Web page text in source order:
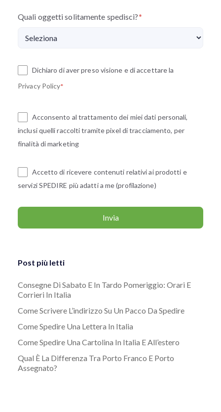
Quali oggetti solitamente spedisci?*
Dichiaro di aver preso visione e di accettare la
Privacy Policy*
Acconsento al trattamento dei miei dati personali,
inclusi quelli raccolti tramite pixel di tracciamento, per
finalità di marketing
Accetto di ricevere contenuti relativi ai prodotti e
servizi SPEDIRE più adatti a me (profilazione)
Post più letti
Consegne Di Sabato E In Tardo Pomeriggio: Orari E
Corrieri In Italia
Come Scrivere L’indirizzo Su Un Pacco Da Spedire
Come Spedire Una Lettera In Italia
Come Spedire Una Cartolina In Italia E All’estero
Qual È La Differenza Tra Porto Franco E Porto
Assegnato?